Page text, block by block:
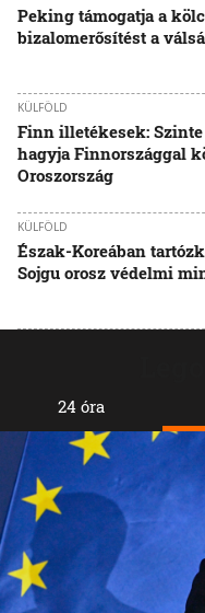
Peking támogatja a
bizalomerősítést a
KÜLFÖLD
Finn illetékesek:
hagyja Finnországgal
Oroszország
KÜLFÖLD
Észak-Koreában
Sojgu orosz védelmi
24 óra